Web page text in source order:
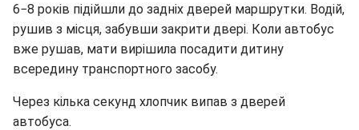
6−8 років підійшли до задніх дверей маршрутки. Водій,
рушив з місця, забувши закрити двері. Коли автобус
вже рушав, мати вирішила посадити дитину
всередину транспортного засобу.
Через кілька секунд хлопчик випав з дверей
автобуса.